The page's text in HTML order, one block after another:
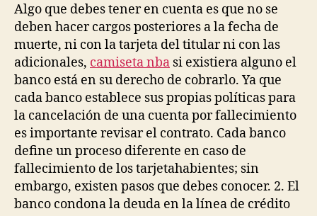
Algo que debes tener en cuenta es que no se
deben hacer cargos posteriores a la fecha de
muerte, ni con la tarjeta del titular ni con las
adicionales, camiseta nba si existiera alguno el
banco está en su derecho de cobrarlo. Ya que
cada banco establece sus propias políticas para
la cancelación de una cuenta por fallecimiento
es importante revisar el contrato. Cada banco
define un proceso diferente en caso de
fallecimiento de los tarjetahabientes; sin
embargo, existen pasos que debes conocer. 2. El
banco condona la deuda en la línea de crédito